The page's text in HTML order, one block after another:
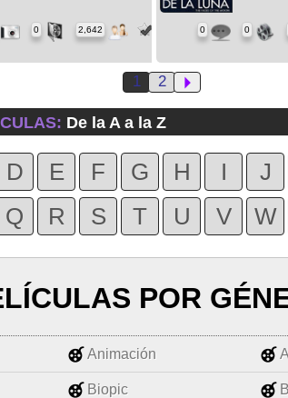
0 2,642 0 0
1 2
De la A a la Z
D E F G H I J
Q R S T U V W
POR
Animación
Biopic